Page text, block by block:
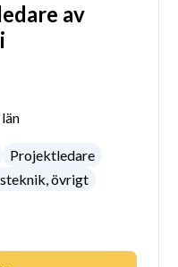
av
Projektledare
övrigt